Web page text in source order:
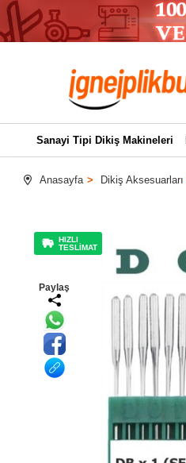
Sanayi Tipi Dikiş Makineleri
Anasayfa Dikiş Aksesuarları
HIZLI
TESLİMAT
Paylaş